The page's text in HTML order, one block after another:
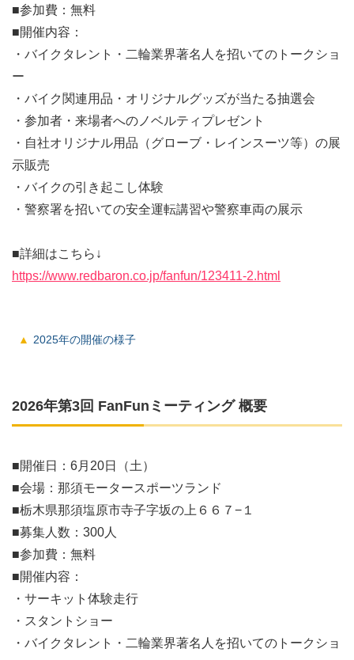
■参加費：無料
■開催内容：
・バイクタレント・二輪業界著名人を招いてのトークショ
ー
・バイク関連用品・オリジナルグッズが当たる抽選会
・参加者・来場者へのノベルティプレゼント
・自社オリジナル用品（グローブ・レインスーツ等）の展
示販売
・バイクの引き起こし体験
・警察署を招いての安全運転講習や警察車両の展示
■詳細はこちら↓
https://www.redbaron.co.jp/fanfun/123411-2.html
2025年の開催の様子
2026年第3回 FanFunミーティング 概要
■開催日：6月20日（土）
■会場：那須モータースポーツランド
■栃木県那須塩原市寺子字坂の上６６７−１
■募集人数：300人
■参加費：無料
■開催内容：
・サーキット体験走行
・スタントショー
・バイクタレント・二輪業界著名人を招いてのトークショ